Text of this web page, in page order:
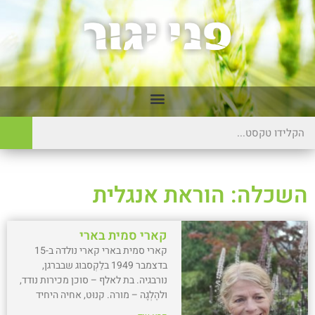
השכלה: הוראת אנגלית
קארי סמית בארי
קארי סמית בארי קארי נולדה ב-15
בדצמבר 1949 בלַקְסבוג שבברגן,
נורבגיה. בת לאלף – סוכן מכירות נודד,
ולהֶלְגָה – מורה. קנוּט, אחיה היחיד